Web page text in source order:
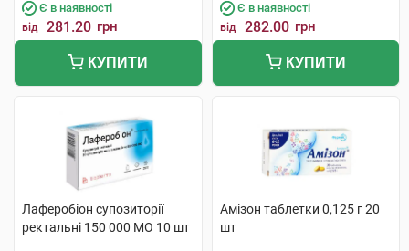
Є в наявності
від 281.20 грн
КУПИТИ
Є в наявності
від 282.00 грн
КУПИТИ
Лаферобіон супозиторії
ректальні 150 000 МО 10 шт
Амізон таблетки 0,125 г 20
шт